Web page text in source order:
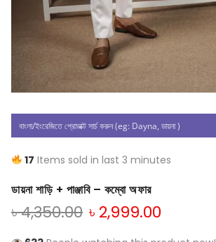
17 Items sold in last 3 minutes
ডায়না শাড়ি + পাঞ্জাবি – কম্বো অফার
৳4,350.00 ৳ 2,999.00